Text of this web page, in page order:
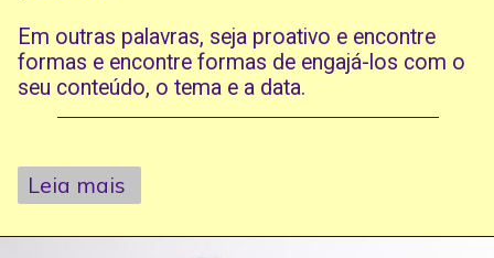
Em outras palavras, seja proativo e encontre
formas e encontre formas de engajá-los com o
seu conteúdo, o tema e a data.
Leia mais